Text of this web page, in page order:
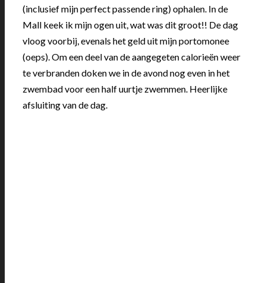
(inclusief mijn perfect passende ring) ophalen. In de
Mall keek ik mijn ogen uit, wat was dit groot!! De dag
vloog voorbij, evenals het geld uit mijn portomonee
(oeps). Om een deel van de aangegeten calorieën weer
te verbranden doken we in de avond nog even in het
zwembad voor een half uurtje zwemmen. Heerlijke
afsluiting van de dag.